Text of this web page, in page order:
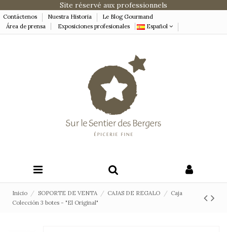
Site réservé aux professionnels
Contáctenos Nuestra Historia
Le Blog Gourmand
Área de prensa
Exposiciones profesionales Español
Inicio SOPORTE DE VENTA CAJAS DE REGALO
Caja
Colección 3 botes - "El Original"